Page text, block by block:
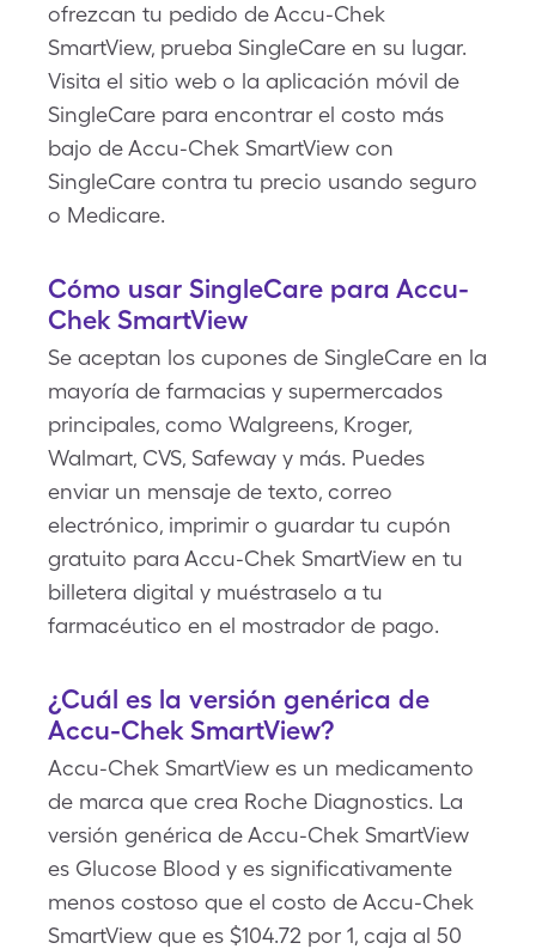
ofrezcan tu pedido de Accu-Chek
SmartView, prueba SingleCare en su lugar.
Visita el sitio web o la aplicación móvil de
SingleCare para encontrar el costo más
bajo de Accu-Chek SmartView con
SingleCare contra tu precio usando seguro
o Medicare.
Cómo usar SingleCare para Accu-
Chek SmartView
Se aceptan los cupones de SingleCare en la
mayoría de farmacias y supermercados
principales, como Walgreens, Kroger,
Walmart, CVS, Safeway y más. Puedes
enviar un mensaje de texto, correo
electrónico, imprimir o guardar tu cupón
gratuito para Accu-Chek SmartView en tu
billetera digital y muéstraselo a tu
farmacéutico en el mostrador de pago.
¿Cuál es la versión genérica de
Accu-Chek SmartView?
Accu-Chek SmartView es un medicamento
de marca que crea Roche Diagnostics. La
versión genérica de Accu-Chek SmartView
es Glucose Blood y es significativamente
menos costoso que el costo de Accu-Chek
SmartView que es $104.72 por 1, caja al 50